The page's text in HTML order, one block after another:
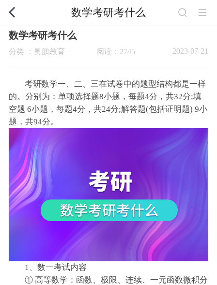
数学考研考什么
数学考研考什么
分类 ：奥鹏教育 2023-07-21
阅读：2745
考研数学一、二、三在试卷中的题型结构都是一样
的。分别为：单项选择题8小题，每题4分，共32分;填
空题 6小题，每题4分，共24分;解答题(包括证明题) 9小
题，共94分。
1、数一考试内容
① 高等数学：函数、极限、连续、一元函数微积分